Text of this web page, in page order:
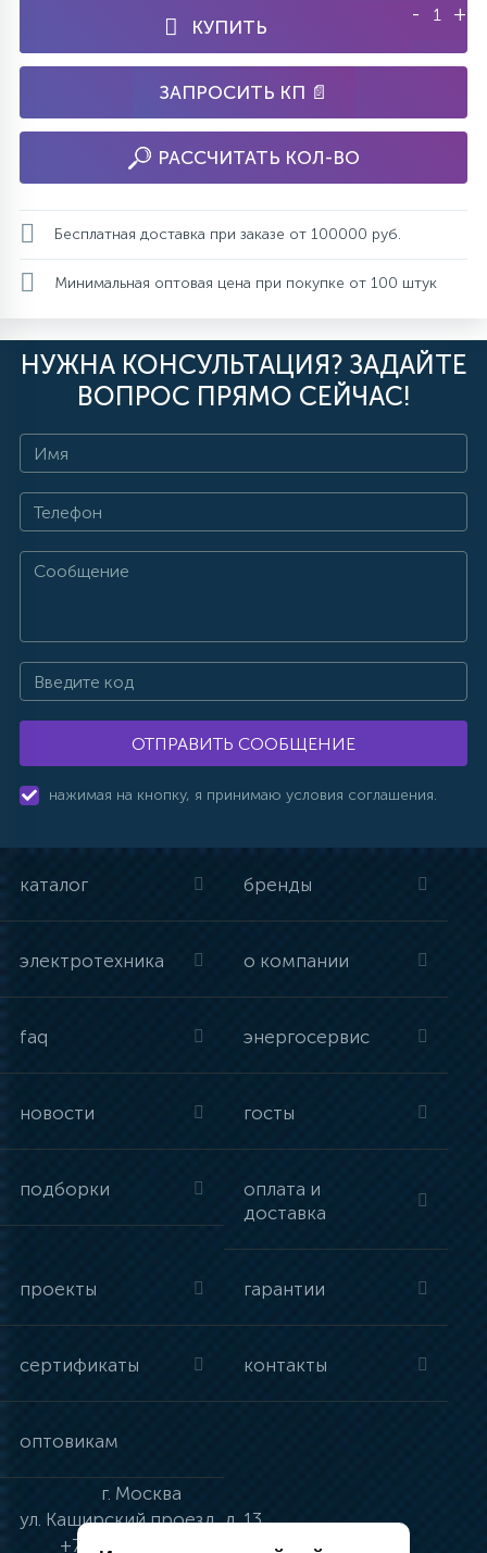
КУПИТЬ
- +
ЗАПРОСИТЬ КП 📄
РАССЧИТАТЬ КОЛ-ВО
Бесплатная доставка при заказе от 100000 руб.
Минимальная оптовая цена при покупке от 100 штук
НУЖНА КОНСУЛЬТАЦИЯ? ЗАДАЙТЕ
ВОПРОС ПРЯМО СЕЙЧАС!
ОТПРАВИТЬ СООБЩЕНИЕ
нажимая на кнопку, я принимаю условия соглашения.
каталог бренды
электротехника о компании
faq энергосервис
новости госты
подборки
оплата и
доставка
проекты гарантии
сертификаты контакты
оптовикам
г. Москва
ул. Каширский проезд, д. 13
+7 (495) 134-41-83